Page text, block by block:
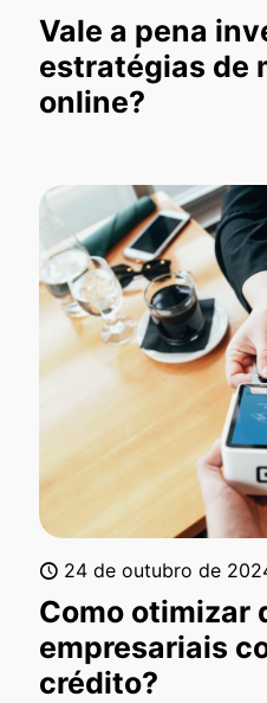
Vale a pena
estratégias de
online?
24 de outubro de
Como otimizar
empresariais
crédito?